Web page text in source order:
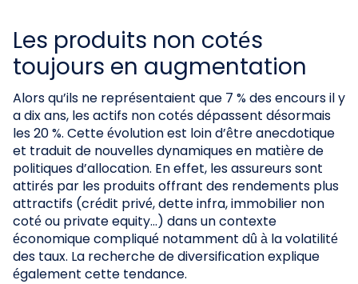
Les produits non cotés
toujours en augmentation
Alors qu’ils ne représentaient que 7 % des encours il y
a dix ans, les actifs non cotés dépassent désormais
les 20 %. Cette évolution est loin d’être anecdotique
et traduit de nouvelles dynamiques en matière de
politiques d’allocation. En effet, les assureurs sont
attirés par les produits offrant des rendements plus
attractifs (crédit privé, dette infra, immobilier non
coté ou private equity…) dans un contexte
économique compliqué notamment dû à la volatilité
des taux. La recherche de diversification explique
également cette tendance.